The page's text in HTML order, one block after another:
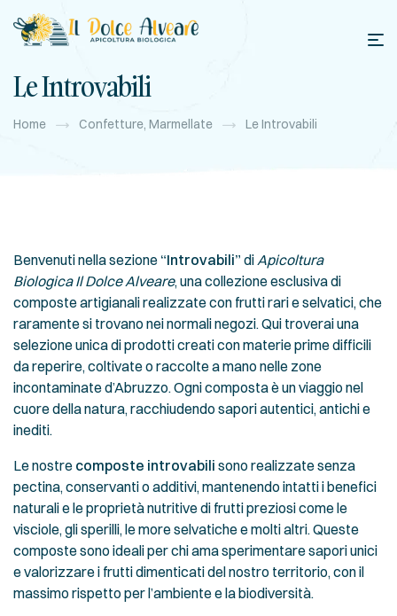
Le Introvabili
Home Confetture, Marmellate Le Introvabili
Benvenuti nella sezione “Introvabili” diApicoltura
Biologica Il Dolce Alveare, una collezione esclusiva di
composte artigianali realizzate con frutti rari e selvatici, che
raramente si trovano nei normali negozi. Qui troverai una
selezione unica di prodotti creati con materie prime difficili
da reperire, coltivate o raccolte a mano nelle zone
incontaminate d’Abruzzo. Ogni composta è un viaggio nel
cuore della natura, racchiudendo sapori autentici, antichi e
inediti.
Le nostre composte introvabili sono realizzate senza
pectina, conservanti o additivi, mantenendo intatti i benefici
naturali e le proprietà nutritive di frutti preziosi come le
visciole, gli sperilli, le more selvatiche e molti altri. Queste
composte sono ideali per chi ama sperimentare sapori unici
e valorizzare i frutti dimenticati del nostro territorio, con il
massimo rispetto per l’ambiente e la biodiversità.